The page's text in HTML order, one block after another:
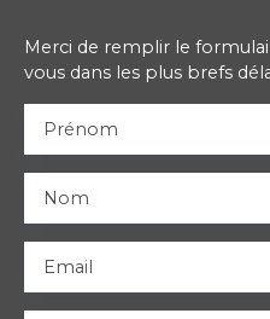
Merci de remplir le
vous dans les plus brefs
Prénom
Nom
Email